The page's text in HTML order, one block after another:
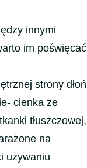
innymi
im poświęcać
strony dłoń
cienka ze
tłuszczowej,
na
używaniu